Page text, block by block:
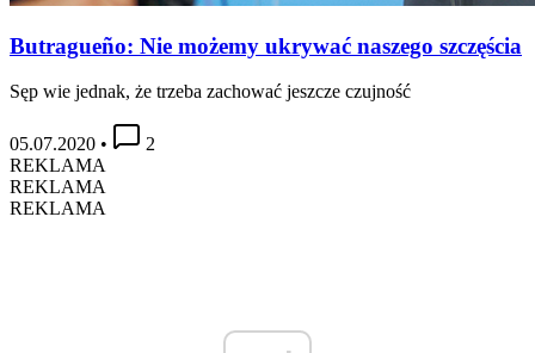
Butragueño: Nie możemy ukrywać naszego szczęścia
Sęp wie jednak, że trzeba zachować jeszcze czujność
05.07.2020 •
2
REKLAMA
REKLAMA
REKLAMA